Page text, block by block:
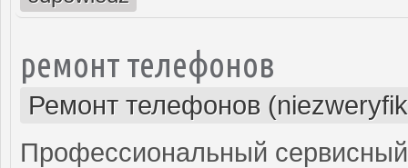
ремонт телефонов
Ремонт телефонов
Профессиональный